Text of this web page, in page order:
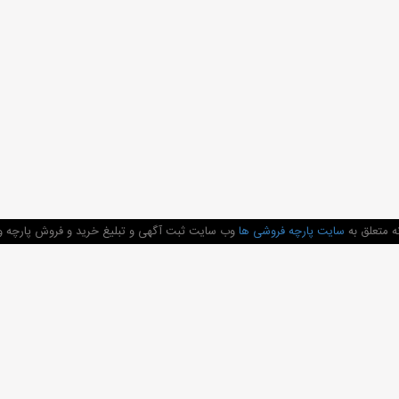
متعلق به سایت پارچه فروشی هاوب سایت ثبت آگهی و تبلیغ خرید و فروش پارچه